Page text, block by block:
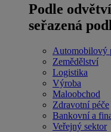
Podle odvětví
seřazená
Automobilový
Zemědělství
Logistika
Výroba
Maloobchod
Zdravotní péče
Bankovní a
Veřejný sektor